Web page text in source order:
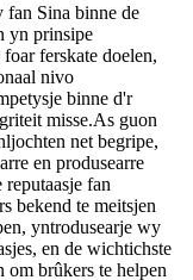
Sina binne de
yn prinsipe
ferskate doelen,
nivo
binne d'r
misse.As guon
net begripe,
en produsearre
fan
bekend te meitsjen
yntrodusearje wy
en de wichtichste
om brûkers te helpen